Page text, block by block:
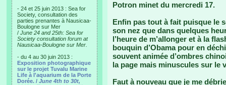
- 24 et 25 juin 2013 : Sea for
Society, consultation des
parties prenantes à Nausicaa-
Boulogne sur Mer
/ June 24 and 25th: Sea for
Society consultation forum at
Nausicaa-Boulogne sur Mer.
- du 4 au 30 juin 2013 :
Exposition photographique
sur le projet Tuvalu Marine
Life à l'aquarium de la Porte
Dorée. / June 4th to 30t,
Potron minet du mercredi 17.
Enfin pas tout à fait puisque le
son nez que dans quelques
l’heure de m’allonger et à la
bouquin d’Obama pour en
souvent animée d’ombres
la page mais minuscules sur le
Faut à nouveau que je me